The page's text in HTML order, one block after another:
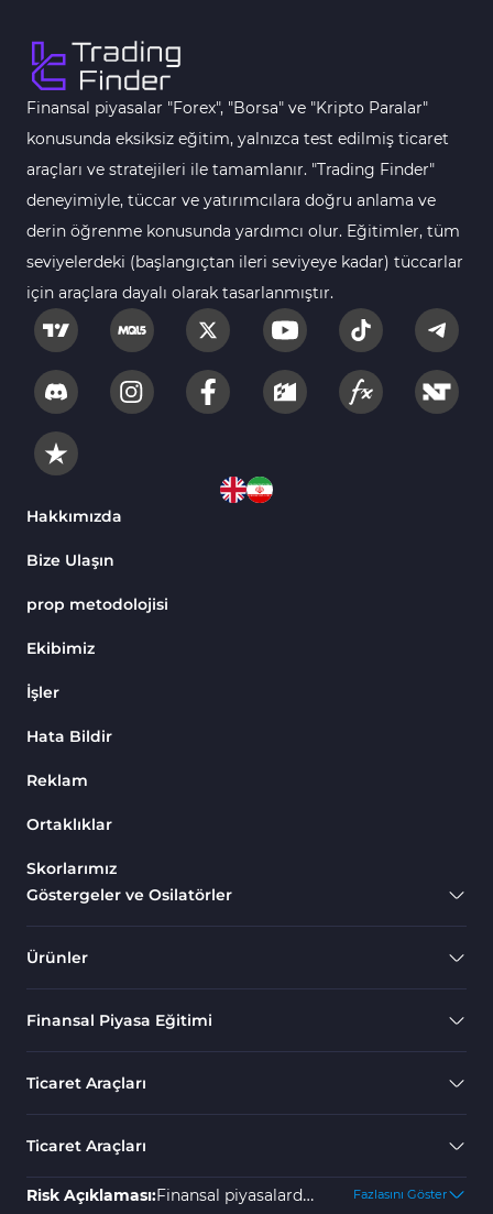
Finansal piyasalar "Forex", "Borsa" ve "Kripto Paralar"
konusunda eksiksiz eğitim, yalnızca test edilmiş ticaret
araçları ve stratejileri ile tamamlanır. "Trading Finder"
deneyimiyle, tüccar ve yatırımcılara doğru anlama ve
derin öğrenme konusunda yardımcı olur. Eğitimler, tüm
seviyelerdeki (başlangıçtan ileri seviyeye kadar) tüccarlar
için araçlara dayalı olarak tasarlanmıştır.
Hakkımızda
Bize Ulaşın
prop metodolojisi
Ekibimiz
İşler
Hata Bildir
Reklam
Ortaklıklar
Skorlarımız
Göstergeler ve Osilatörler
Ürünler
Finansal Piyasa Eğitimi
Ticaret Araçları
Ticaret Araçları
Risk Açıklaması:Finansal piyasalarda
Fazlasını Göster